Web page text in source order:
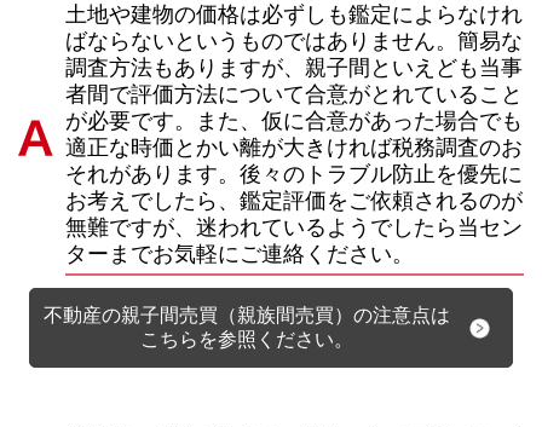
土地や建物の価格は必ずしも鑑定によらなけれ
ばならないというものではありません。簡易な
調査方法もありますが、親子間といえども当事
者間で評価方法について合意がとれていること
が必要です。また、仮に合意があった場合でも
適正な時価とかい離が大きければ税務調査のお
それがあります。後々のトラブル防止を優先に
お考えでしたら、鑑定評価をご依頼されるのが
無難ですが、迷われているようでしたら当セン
ターまでお気軽にご連絡ください。
不動産の親子間売買（親族間売買）の注意点は
こちらを参照ください。